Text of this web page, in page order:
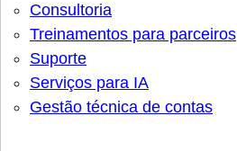
Consultoria
Treinamentos para parceiros
Suporte
Serviços para IA
Gestão técnica de contas